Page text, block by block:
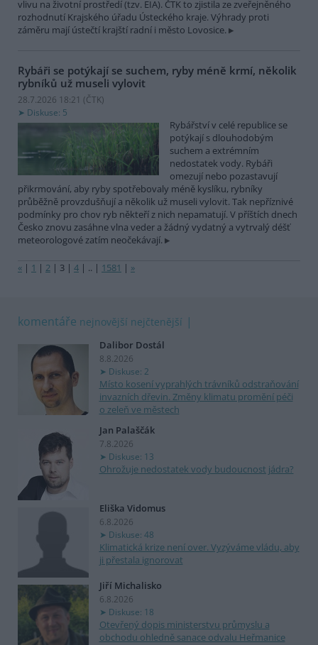
vlivu na životní prostředí (tzv. EIA). ČTK to zjistila ze zveřejněného
rozhodnutí Krajského úřadu Ústeckého kraje. Výhrady proti
záměru mají ústečtí krajští radní i město Lovosice.
Rybáři se potýkají se suchem, ryby méně krmí, několik
rybníků už museli vylovit
28.7.2026 18:21 (ČTK)
Diskuse: 5
Rybářství v celé republice se
potýkají s dlouhodobým
suchem a extrémním
nedostatek vody. Rybáři
omezují nebo pozastavují
přikrmování, aby ryby spotřebovaly méně kyslíku, rybníky
průběžně provzdušňují a několik už museli vylovit. Tak nepříznivé
podmínky pro chov ryb někteří z nich nepamatují. V příštích dnech
Česko znovu zasáhne vlna veder a žádný vydatný a vytrvalý déšť
meteorologové zatím neočekávají.
« | 1 | 2 | 3 | 4 | .. | 1581 | »
komentáře nejnovější nejčtenější
Dalibor Dostál
8.8.2026
Diskuse: 2
Místo kosení vyprahlých trávníků odstraňování
invazních dřevin. Změny klimatu promění péči
o zeleň ve městech
Jan Palaščák
7.8.2026
Diskuse: 13
Ohrožuje nedostatek vody budoucnost jádra?
Eliška Vidomus
6.8.2026
Diskuse: 48
Klimatická krize není over. Vyzýváme vládu, aby
ji přestala ignorovat
Jiří Michalisko
6.8.2026
Diskuse: 18
Otevřený dopis ministerstvu průmyslu a
obchodu ohledně sanace odvalu Heřmanice